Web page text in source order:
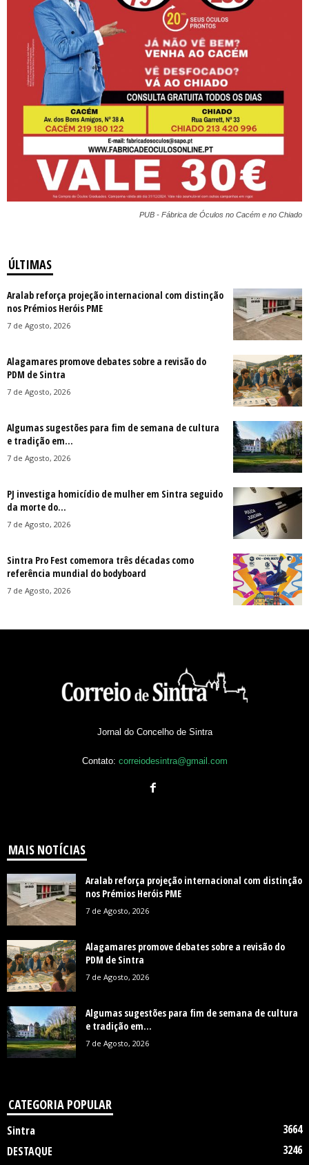
PUB - Fábrica de Óculos no Cacém e no Chiado
ÚLTIMAS
Aralab reforça projeção internacional com distinção
nos Prémios Heróis PME
7 de Agosto, 2026
Alagamares promove debates sobre a revisão do
PDM de Sintra
7 de Agosto, 2026
Algumas sugestões para fim de semana de cultura
e tradição em...
7 de Agosto, 2026
PJ investiga homicídio de mulher em Sintra seguido
da morte do...
7 de Agosto, 2026
Sintra Pro Fest comemora três décadas como
referência mundial do bodyboard
7 de Agosto, 2026
Jornal do Concelho de Sintra
Contato: correiodesintra@gmail.com
MAIS NOTÍCIAS
Aralab reforça projeção internacional com distinção
nos Prémios Heróis PME
7 de Agosto, 2026
Alagamares promove debates sobre a revisão do
PDM de Sintra
7 de Agosto, 2026
Algumas sugestões para fim de semana de cultura
e tradição em...
7 de Agosto, 2026
CATEGORIA POPULAR
Sintra
3664
DESTAQUE
3246